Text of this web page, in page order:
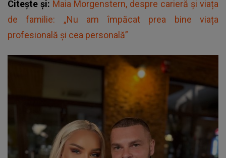
Citește și: Maia Morgenstern, despre carieră și viața
de familie: „Nu am împăcat prea bine viața
profesională și cea personală”